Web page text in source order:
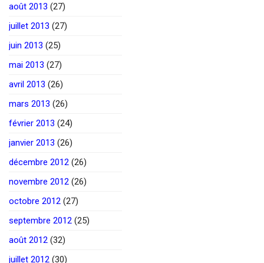
août 2013 (27)
juillet 2013 (27)
juin 2013 (25)
mai 2013 (27)
avril 2013 (26)
mars 2013 (26)
février 2013 (24)
janvier 2013 (26)
décembre 2012 (26)
novembre 2012 (26)
octobre 2012 (27)
septembre 2012 (25)
août 2012 (32)
juillet 2012 (30)